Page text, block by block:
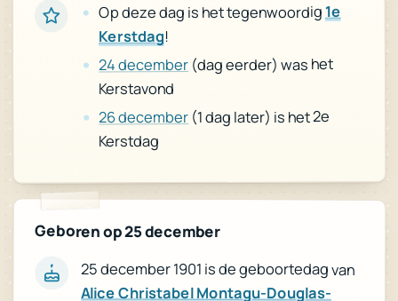
Op deze dag is het tegenwoordig1e
Kerstdag!
24 december(dag eerder) was het
Kerstavond
26 december (1 dag later) is het 2e
Kerstdag
Geboren op 25 december
25 december 1901 is de geboortedag van
Alice Christabel Montagu-Douglas-